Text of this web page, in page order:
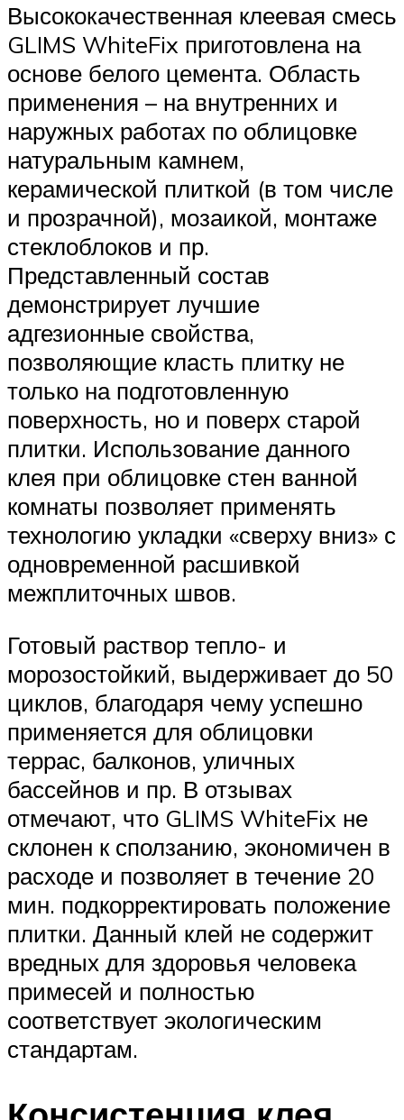
Высококачественная клеевая смесь
GLIMS WhiteFix приготовлена на
основе белого цемента. Область
применения – на внутренних и
наружных работах по облицовке
натуральным камнем,
керамической плиткой (в том числе
и прозрачной), мозаикой, монтаже
стеклоблоков и пр.
Представленный состав
демонстрирует лучшие
адгезионные свойства,
позволяющие класть плитку не
только на подготовленную
поверхность, но и поверх старой
плитки. Использование данного
клея при облицовке стен ванной
комнаты позволяет применять
технологию укладки «сверху вниз» с
одновременной расшивкой
межплиточных швов.
Готовый раствор тепло- и
морозостойкий, выдерживает до 50
циклов, благодаря чему успешно
применяется для облицовки
террас, балконов, уличных
бассейнов и пр. В отзывах
отмечают, что GLIMS WhiteFix не
склонен к сползанию, экономичен в
расходе и позволяет в течение 20
мин. подкорректировать положение
плитки. Данный клей не содержит
вредных для здоровья человека
примесей и полностью
соответствует экологическим
стандартам.